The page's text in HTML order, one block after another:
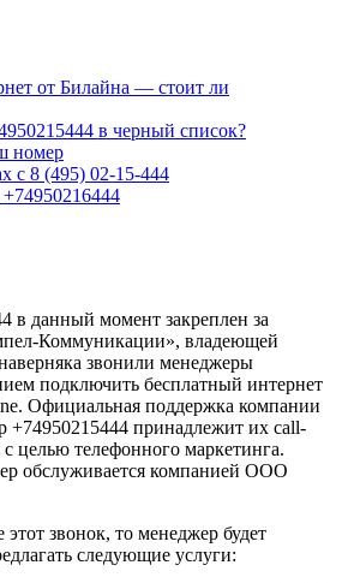
от Билайна — стоит ли
в черный список?
номер
с 8 (495) 02-15-444
в данный момент закреплен за
Коммуникации», владеющей
звонили менеджеры
подключить бесплатный интернет
Официальная поддержка компании
+74950215444 принадлежит их call-
с целью телефонного маркетинга.
обслуживается компанией ООО
звонок, то менеджер будет
следующие услуги: